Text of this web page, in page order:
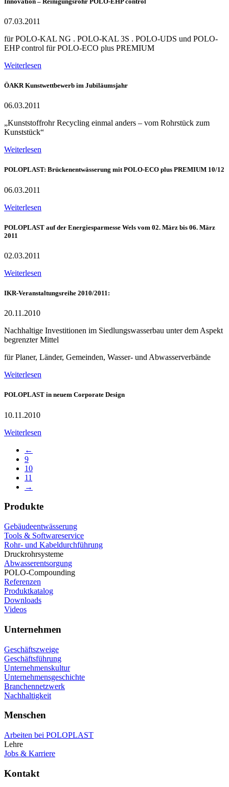
07.03.2011
für POLO-KAL NG . POLO-KAL 3S . POLO-UDS und POLO-
EHP control für POLO-ECO plus PREMIUM
Weiterlesen
ÖAKR Kunstwettbewerb im Jubiläumsjahr
06.03.2011
„Kunststoffrohr Recycling einmal anders – vom Rohrstück zum
Kunststück“
Weiterlesen
POLOPLAST: Brückenentwässerung mit POLO-ECO plus PREMIUM 10/12
06.03.2011
Weiterlesen
POLOPLAST auf der Energiesparmesse Wels vom 02. März bis 06. März
2011
02.03.2011
Weiterlesen
IKR-Veranstaltungsreihe 2010/2011:
20.11.2010
Nachhaltige Investitionen im Siedlungswasserbau unter dem Aspekt
begrenzter Mittel
für Planer, Länder, Gemeinden, Wasser- und Abwasserverbände
Weiterlesen
POLOPLAST in neuem Corporate Design
10.11.2010
Weiterlesen
←
9
10
11
→
Produkte
Gebäudeentwässerung
Tools & Softwareservice
Rohr- und Kabeldurchführung
Druckrohrsysteme
Abwasserentsorgung
POLO-Compounding
Referenzen
Produktkatalog
Downloads
Videos
Unternehmen
Geschäftszweige
Geschäftsführung
Unternehmenskultur
Unternehmensgeschichte
Branchennetzwerk
Nachhaltigkeit
Menschen
Arbeiten bei POLOPLAST
Lehre
Jobs & Karriere
Kontakt